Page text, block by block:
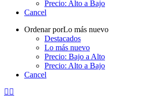
Precio: Alto a Bajo
Cancel
Ordenar porLo más nuevo
Destacados
Lo más nuevo
Precio: Bajo a Alto
Precio: Alto a Bajo
Cancel